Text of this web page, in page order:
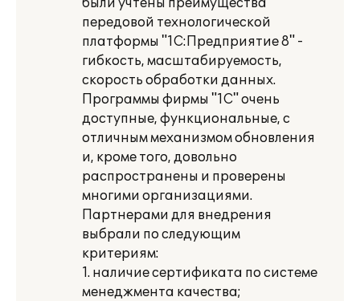
были учтены преимущества
передовой технологической
платформы "1С:Предприятие 8" -
гибкость, масштабируемость,
скорость обработки данных.
Программы фирмы "1С" очень
доступные, функциональные, с
отличным механизмом обновления
и, кроме того, довольно
распространены и проверены
многими организациями.
Партнерами для внедрения
выбрали по следующим
критериям:
1. наличие сертификата по системе
менеджмента качества;